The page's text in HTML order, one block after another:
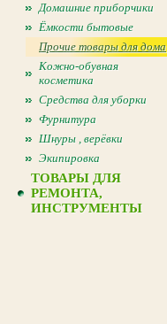
Домашние приборчики
Ёмкости бытовые
Прочие товары для дома
Кожно-обувная
косметика
Средства для уборки
Фурнитура
Шнуры , верёвки
Экипировка
ТОВАРЫ ДЛЯ
РЕМОНТА,
ИНСТРУМЕНТЫ